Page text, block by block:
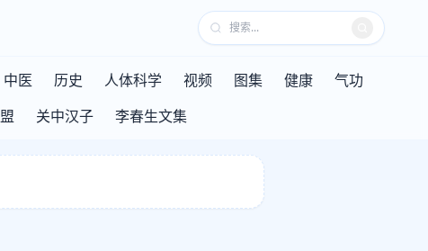
中医 历史 人体科学 视频 图集 健康
气功
关中汉子 李春生文集